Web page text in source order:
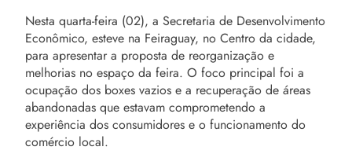
Nesta quarta-feira (02), a Secretaria de Desenvolvimento
Econômico, esteve na Feiraguay, no Centro da cidade,
para apresentar a proposta de reorganização e
melhorias no espaço da feira. O foco principal foi a
ocupação dos boxes vazios e a recuperação de áreas
abandonadas que estavam comprometendo a
experiência dos consumidores e o funcionamento do
comércio local.